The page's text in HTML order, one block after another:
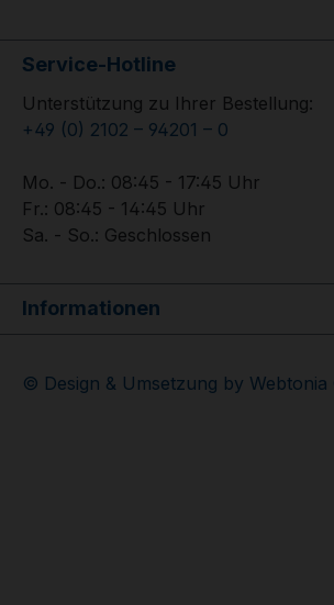
Service-Hotline
Unterstützung zu Ihrer Bestellung:
+49 (0) 2102 – 94201 – 0
Mo. - Do.: 08:45 - 17:45 Uhr
Fr.: 08:45 - 14:45 Uhr
Sa. - So.: Geschlossen
Informationen
© Design & Umsetzung by Webtonia